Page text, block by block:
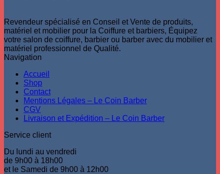
Revendeur spécialisé en Conseil et Vente de produits,
matériel et mobilier pour la Coiffure et barbiers, Équipez
votre salon de coiffure, barbier ou barber avec du mobilier et
matériel professionnel de Qualité.
Navigation
Accueil
Shop
Contact
Mentions Légales – Le Coin Barber
CGV
Livraison et Expédition – Le Coin Barber
Service client
Du lundi au vendredi
de 9h00 à 18h00
et le Samedi de 9h00 à 12h00